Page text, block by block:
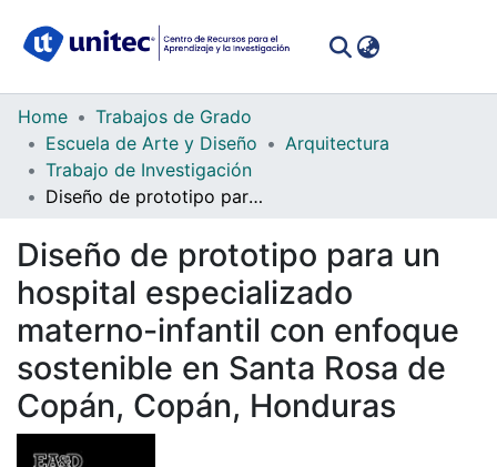
Communities
Collections
Statistics
Home
Trabajos de Grado
Escuela de Arte y Diseño
Arquitectura
Trabajo de Investigación
Diseño de prototipo para un hospital especializado materno-infantil con enfoque sostenible en Santa Rosa de Copán, Copán, Honduras
Diseño de prototipo para un
hospital especializado
materno-infantil con enfoque
sostenible en Santa Rosa de
Copán, Copán, Honduras